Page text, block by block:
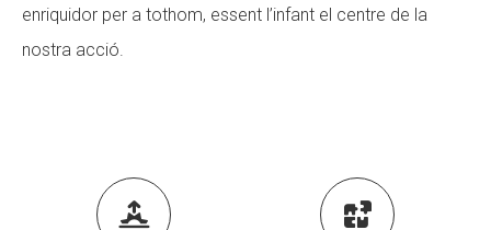
enriquidor per a tothom, essent l’infant el centre de la
nostra acció.
 
Missió i valors
Els comptes clars
ACTUALITAT